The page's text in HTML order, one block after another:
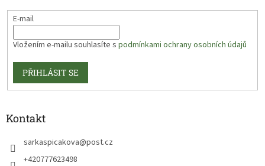
E-mail
Vložením e-mailu souhlasíte s podmínkami ochrany osobních údajů
PŘIHLÁSIT SE
Kontakt
sarkaspicakova@post.cz
+420777623498